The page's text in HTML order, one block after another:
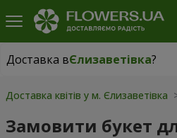
Доставка вЄлизаветівка?
Доставка вЄлизаветівка|
Доставка квітів у м. Єлизаветівка
Замовити букет